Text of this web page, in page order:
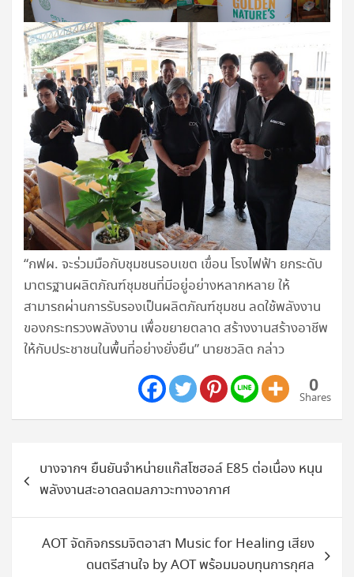
“กฟผ. จะร่วมมือกับชุมชนรอบเขต เขื่อน โรงไฟฟ้า ยกระดับ
มาตรฐานผลิตภัณฑ์ชุมชนที่มีอยู่อย่างหลากหลาย ให้
สามารถผ่านการรับรองเป็นผลิตภัณฑ์ชุมชน ลดใช้พลังงาน
ของกระทรวงพลังงาน เพื่อขยายตลาด สร้างงานสร้างอาชีพ
ให้กับประชาชนในพื้นที่อย่างยั่งยืน” นายชวลิต กล่าว
0
Shares
เรื่องบางจากฯ ยืนยันจำหน่ายแก๊สโซฮอล์ E85 ต่อเนื่อง หนุน
พลังงานสะอาดลดมลภาวะทางอากาศ
AOT จัดกิจกรรมจิตอาสา Music for Healing เสียง
ดนตรีสานใจ by AOT พร้อมมอบทุนการกุศล